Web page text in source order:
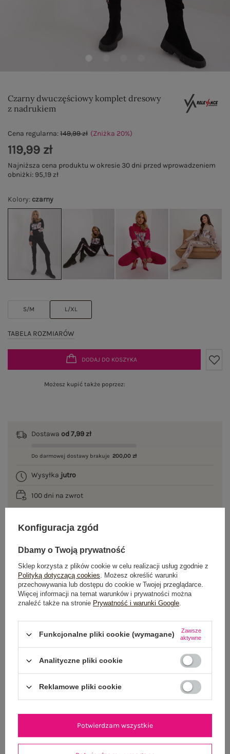
Czarny dwuczęściowy komplet dresowy
z nadrukiem
Kolory: czarny
S/M L/XL
TABELA ROZMIARÓW
Cena regularna:149,99 zł (Zniżka 20%)
119,99 zł
Najniższa cena produktu w okresie 30 dni przed wprowadzeniem
obniżki: 95,19 zł
DODAJ DO KOSZYKA
Możesz kupić także poprzez:
Dostawa od 7,99 zł
Do darmowej dostawy brakuje 200,00 zł
Wysyłka jutro
100 dni na zwrot
GŁÓWNE PARAMETRY
OPINIE O PRODUKCIE (0)
ZWROTY I REKLAMACJE
OSTATNIO OGLĄDANE
Zobacz wszystko
Konfiguracja zgód
Dbamy o Twoją prywatność
Sklep korzysta z plików cookie w celu realizacji usług zgodnie z
Polityką dotyczącą cookies. Możesz określić warunki
przechowywania lub dostępu do cookie w Twojej przeglądarce.
Więcej informacji na temat warunków i prywatności można
znaleźć także na stronie Prywatność i warunki Google.
Funkcjonalne pliki cookie (wymagane)
Zawsze
aktywne
Analityczne pliki cookie
Reklamowe pliki cookie
Potwierdzam wszystkie